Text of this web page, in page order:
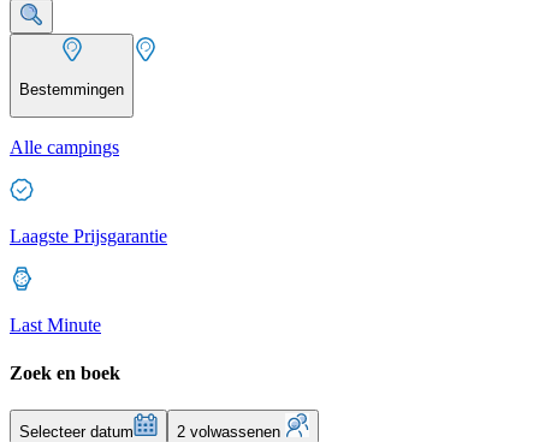
Bestemmingen
Alle campings
Laagste Prijsgarantie
Last Minute
Zoek en boek
Selecteer datum 2 volwassenen